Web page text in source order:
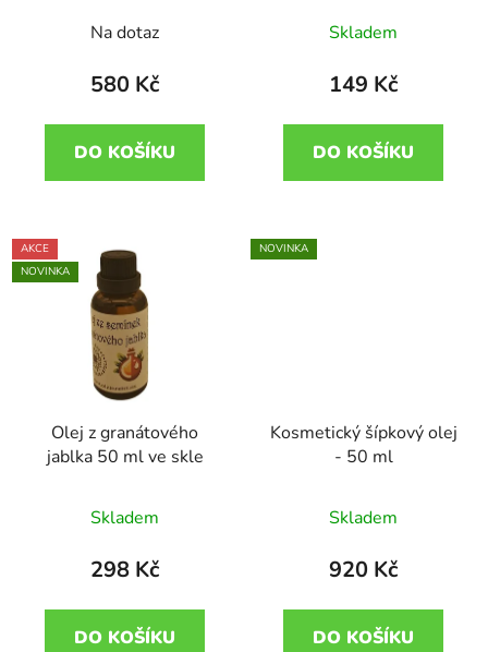
Na dotaz
580 Kč
DO KOŠÍKU
Skladem
149 Kč
DO KOŠÍKU
AKCE
NOVINKA
Olej z granátového
jablka 50 ml ve skle
Skladem
298 Kč
DO KOŠÍKU
NOVINKA
Kosmetický šípkový olej
- 50 ml
Skladem
920 Kč
DO KOŠÍKU